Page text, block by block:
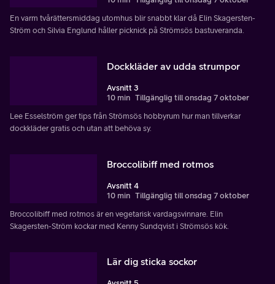
En varm tvårättersmiddag utomhus blir snabbt klar då Elin Skagersten-
Ström och Silvia Englund håller picknick på Strömsös bastuveranda.
Dockkläder av udda strumpor
Avsnitt 3
10 min Tillgänglig till onsdag 7 oktober
Lee Esselström ger tips från Strömsös hobbyrum hur man tillverkar
dockkläder gratis och utan att behöva sy.
Broccolibiff med rotmos
Avsnitt 4
10 min Tillgänglig till onsdag 7 oktober
Broccolibiff med rotmos är en vegetarisk vardagsvinnare. Elin
Skagersten-Ström kockar med Kenny Sundqvist i Strömsös kök.
Lär dig sticka sockor